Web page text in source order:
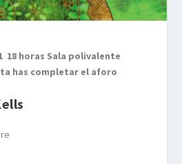
18 horas Sala polivalente
has completar el aforo